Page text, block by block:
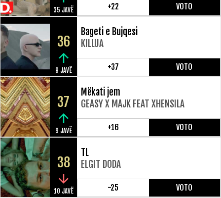
35 JAVË +22 VOTO
36
9 JAVË
Bageti e Bujqesi
KILLUA
+37 VOTO
37
9 JAVË
Mëkati jem
GEASY X MAJK FEAT XHENSILA
+16 VOTO
38
10 JAVË
TL
ELGIT DODA
-25 VOTO